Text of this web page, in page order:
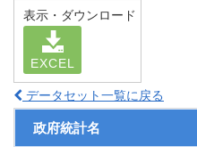
表示・ダウンロード
EXCEL
データセット一覧に戻る
政府統計名